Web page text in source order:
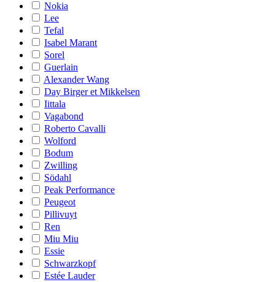
Nokia
Lee
Tefal
Isabel Marant
Sorel
Guerlain
Alexander Wang
Day Birger et Mikkelsen
Iittala
Vagabond
Roberto Cavalli
Wolford
Bodum
Zwilling
Södahl
Peak Performance
Peugeot
Pillivuyt
Ren
Miu Miu
Essie
Schwarzkopf
Estée Lauder